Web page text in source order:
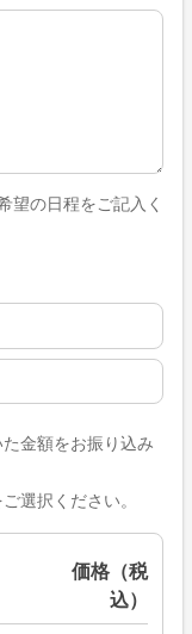
望の日程をご記入く
金額をお振り込み
選択ください。
価格（税
込）